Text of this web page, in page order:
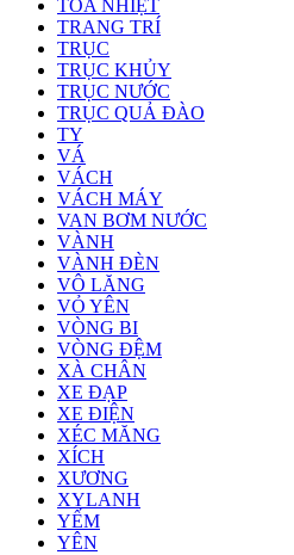
TỎA NHIỆT
TRANG TRÍ
TRỤC
TRỤC KHỦY
TRỤC NƯỚC
TRỤC QUẢ ĐÀO
TY
VÁ
VÁCH
VÁCH MÁY
VAN BƠM NƯỚC
VÀNH
VÀNH ĐÈN
VÔ LĂNG
VỎ YÊN
VÒNG BI
VÒNG ĐỆM
XÀ CHÂN
XE ĐẠP
XE ĐIỆN
XÉC MĂNG
XÍCH
XƯƠNG
XYLANH
YẾM
YÊN